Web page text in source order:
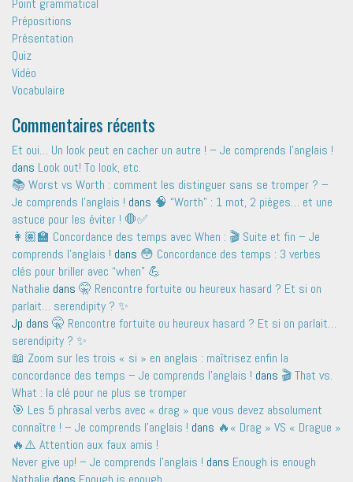
Point grammatical
Prépositions
Présentation
Quiz
Vidéo
Vocabulaire
Commentaires récents
Et oui… Un look peut en cacher un autre ! – Je comprends l'anglais !
dans Look out! To look, etc.
📚 Worst vs Worth : comment les distinguer sans se tromper ? –
Je comprends l'anglais ! dans 🧠 “Worth” : 1 mot, 2 pièges… et une
astuce pour les éviter ! 🛑✅
👩🏽‍🏫 Concordance des temps avec When : 🎬 Suite et fin – Je
comprends l'anglais ! dans 😳 Concordance des temps : 3 verbes
clés pour briller avec “when” 💪
Nathalie dans 🤫 Rencontre fortuite ou heureux hasard ? Et si on
parlait… serendipity ? ✨
Jp dans 🤫 Rencontre fortuite ou heureux hasard ? Et si on parlait…
serendipity ? ✨
📖 Zoom sur les trois « si » en anglais : maîtrisez enfin la
concordance des temps – Je comprends l'anglais ! dans 🎬 That vs.
What : la clé pour ne plus se tromper
🎯 Les 5 phrasal verbs avec « drag » que vous devez absolument
connaître ! – Je comprends l'anglais ! dans 🔥« Drag » VS « Drague »
🔥⚠️ Attention aux faux amis !
Never give up! – Je comprends l'anglais ! dans Enough is enough